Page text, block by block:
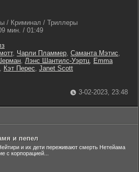
/ Криминал / Триллеры
мин. / 01:49
, Чарли Пламмер, Саманта Мэтис,
, Лэнс Шантилс-Уэртц, Emma
, Кэт Перес, Janet Scott
3-02-2023, 23:48
и пепел
и их дети переживают смерть Нетейама
с корпорацией...